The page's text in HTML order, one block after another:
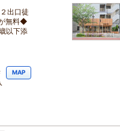
出口徒
無料◆
以下添
MAP